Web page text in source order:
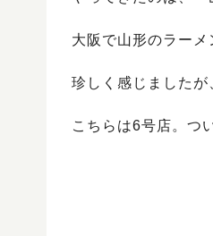
大阪で山形のラー
珍しく感じましたが
こちらは6号店。つ